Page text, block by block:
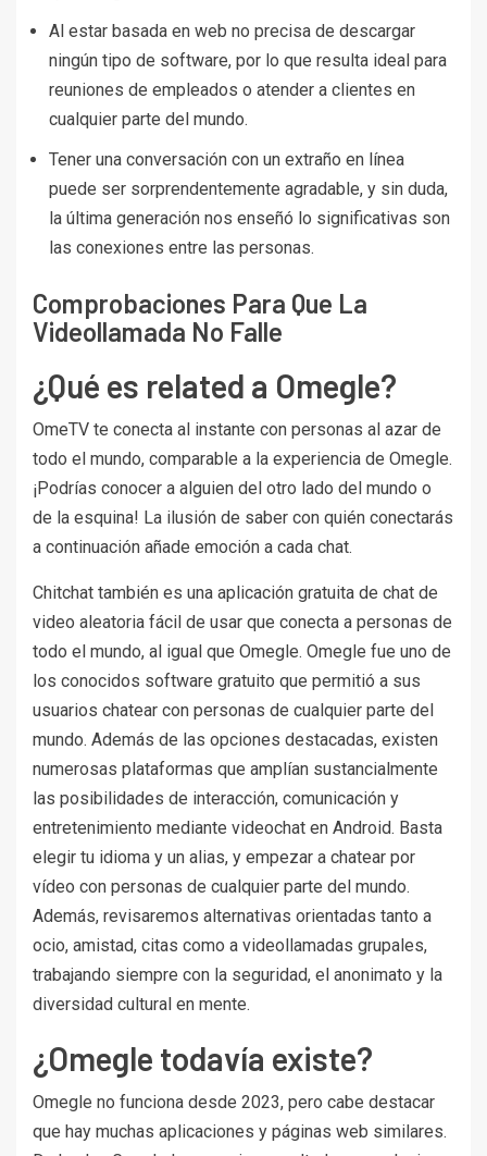
Al estar basada en web no precisa de descargar
ningún tipo de software, por lo que resulta ideal para
reuniones de empleados o atender a clientes en
cualquier parte del mundo.
Tener una conversación con un extraño en línea
puede ser sorprendentemente agradable, y sin duda,
la última generación nos enseñó lo significativas son
las conexiones entre las personas.
Comprobaciones Para Que La
Videollamada No Falle
¿Qué es related a Omegle?
OmeTV te conecta al instante con personas al azar de
todo el mundo, comparable a la experiencia de Omegle.
¡Podrías conocer a alguien del otro lado del mundo o
de la esquina! La ilusión de saber con quién conectarás
a continuación añade emoción a cada chat.
Chitchat también es una aplicación gratuita de chat de
video aleatoria fácil de usar que conecta a personas de
todo el mundo, al igual que Omegle. Omegle fue uno de
los conocidos software gratuito que permitió a sus
usuarios chatear con personas de cualquier parte del
mundo. Además de las opciones destacadas, existen
numerosas plataformas que amplían sustancialmente
las posibilidades de interacción, comunicación y
entretenimiento mediante videochat en Android. Basta
elegir tu idioma y un alias, y empezar a chatear por
vídeo con personas de cualquier parte del mundo.
Además, revisaremos alternativas orientadas tanto a
ocio, amistad, citas como a videollamadas grupales,
trabajando siempre con la seguridad, el anonimato y la
diversidad cultural en mente.
¿Omegle todavía existe?
Omegle no funciona desde 2023, pero cabe destacar
que hay muchas aplicaciones y páginas web similares.